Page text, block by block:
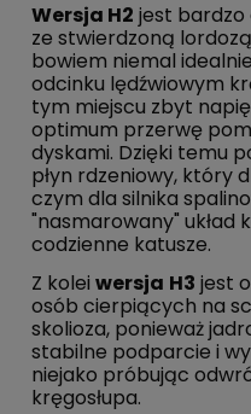
Wersja H2 jest
ze stwierdzoną
bowiem niemal
odcinku lędźwiowym
tym miejscu zbyt
optimum przerwę
dyskami. Dzięki temu
płyn rdzeniowy, który
czym dla silnika
"nasmarowany" układ
codzienne katusze.
Z kolei wersja H3 jest
osób cierpiących na
skolioza, ponieważ
stabilne podparcie i
niejako próbując
kręgosłupa.